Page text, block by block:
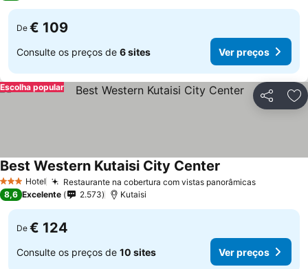
De € 109
Consulte os preços de 6 sites Ver preços
Partilhar
Escolha popular
3 EstrelasHotel Restaurante na cobertura com vistas panorâmicas
Best Western Kutaisi City Center
8,6 Excelente 2.573 Kutaisi
De € 124
Consulte os preços de 10 sites Ver preços